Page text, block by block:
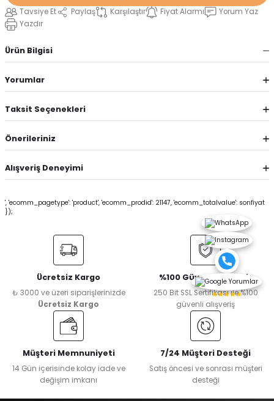
Tavsiye Et Paylaş Karşılaştır Fiyat Alarmı
Yorum Yaz
Yazdır
Ürün Bilgisi
Yorumlar
Taksit Seçenekleri
Önerileriniz
Alışveriş Deneyimi
', 'ecomm_pagetype': 'product', 'ecomm_prodid': 21147, 'ecomm_totalvalue': sonfiyat
});
Ücretsiz Kargo
₺ 3000 ve üzeri siparişlerinizde
Ücretsiz Kargo
%100 Güvenli Alışveriş
250 Bit SSL Sertifikası ile %100
güvenli alışveriş
Müşteri Memnuniyeti
14 Gün içerisinde kolay iade ve
değişim imkanı
7/24 Müşteri Desteği
Satış öncesi ve sonrası müşteri
desteği
★★★★★